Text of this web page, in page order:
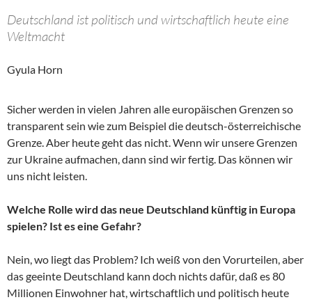
Deutschland ist politisch und wirtschaftlich heute eine
Weltmacht
Gyula Horn
Sicher werden in vielen Jahren alle europäischen Grenzen so
transparent sein wie zum Beispiel die deutsch-österreichische
Grenze. Aber heute geht das nicht. Wenn wir unsere Grenzen
zur Ukraine aufmachen, dann sind wir fertig. Das können wir
uns nicht leisten.
Welche Rolle wird das neue Deutschland künftig in Europa
spielen? Ist es eine Gefahr?
Nein, wo liegt das Problem? Ich weiß von den Vorurteilen, aber
das geeinte Deutschland kann doch nichts dafür, daß es 80
Millionen Einwohner hat, wirtschaftlich und politisch heute